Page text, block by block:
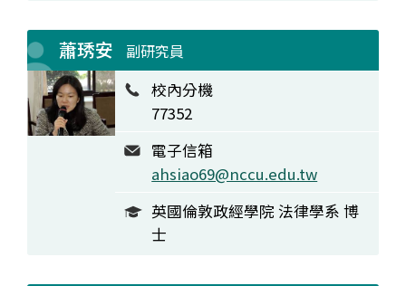
蕭琇安 副研究員
校內分機
77352
電子信箱
ahsiao69@nccu.edu.tw
英國倫敦政經學院 法律學系 博
士